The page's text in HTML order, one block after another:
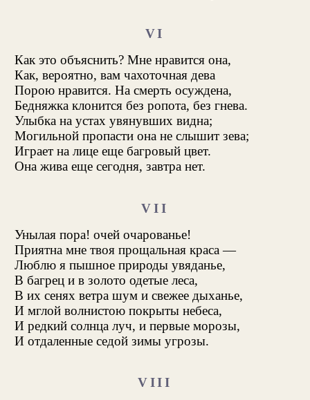
VI
Как это объяснить? Мне нравится она,
Как, вероятно, вам чахоточная дева
Порою нравится. На смерть осуждена,
Бедняжка клонится без ропота, без гнева.
Улыбка на устах увянувших видна;
Могильной пропасти она не слышит зева;
Играет на лице еще багровый цвет.
Она жива еще сегодня, завтра нет.
VII
Унылая пора! очей очарованье!
Приятна мне твоя прощальная краса —
Люблю я пышное природы увяданье,
В багрец и в золото одетые леса,
В их сенях ветра шум и свежее дыханье,
И мглой волнистою покрыты небеса,
И редкий солнца луч, и первые морозы,
И отдаленные седой зимы угрозы.
VIII